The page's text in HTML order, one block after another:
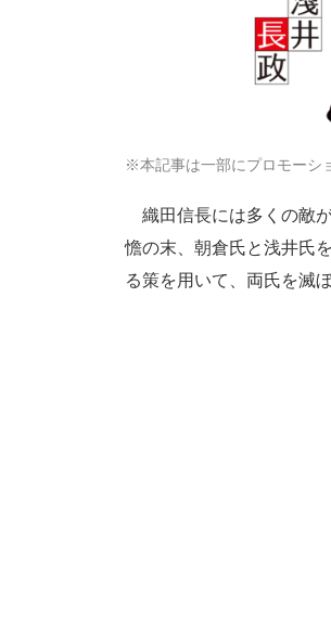
※本記事は一部にプロモーシ
織田信長には多くの敵
憺の末、朝倉氏と浅井氏
る策を用いて、両氏を滅